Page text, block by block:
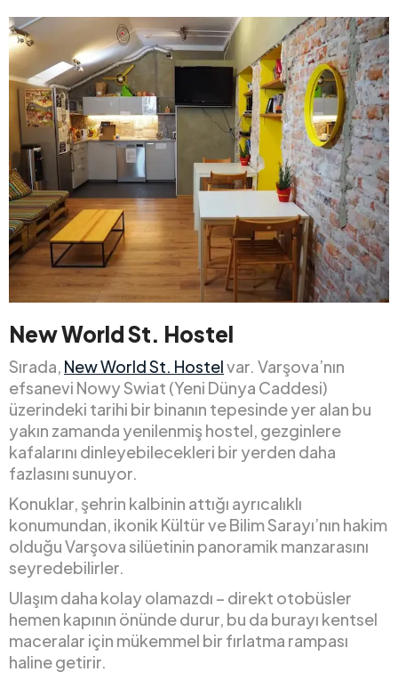
New World St. Hostel
Sırada, New World St. Hostelvar. Varşova’nın
efsanevi Nowy Swiat (Yeni Dünya Caddesi)
üzerindeki tarihi bir binanın tepesinde yer alan bu
yakın zamanda yenilenmiş hostel, gezginlere
kafalarını dinleyebilecekleri bir yerden daha
fazlasını sunuyor.
Konuklar, şehrin kalbinin attığı ayrıcalıklı
konumundan, ikonik Kültür ve Bilim Sarayı’nın hakim
olduğu Varşova silüetinin panoramik manzarasını
seyredebilirler.
Ulaşım daha kolay olamazdı – direkt otobüsler
hemen kapının önünde durur, bu da burayı kentsel
maceralar için mükemmel bir fırlatma rampası
haline getirir.